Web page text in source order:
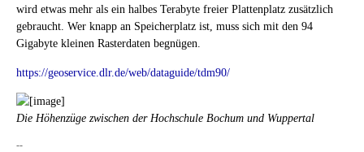
wird etwas mehr als ein halbes Terabyte freier Plattenplatz zusätzlich
gebraucht. Wer knapp an Speicherplatz ist, muss sich mit den 94
Gigabyte kleinen Rasterdaten begnügen.
https://geoservice.dlr.de/web/dataguide/tdm90/
Die Höhenzüge zwischen der Hochschule Bochum und Wuppertal
--